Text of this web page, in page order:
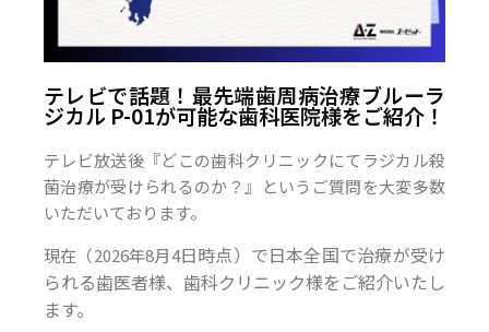
テレビで話題！最先端歯周病治療ブルーラ
ジカル P-01が可能な歯科医院様をご紹介！
テレビ放送後『どこの歯科クリニックにてラジカル殺
菌治療が受けられるのか？』というご質問を大変多数
いただいております。
現在（2026年8月4日時点）で日本全国で治療が受け
られる歯医者様、歯科クリニック様をご紹介いたし
ます。